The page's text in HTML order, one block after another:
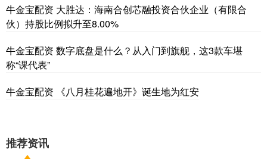
牛金宝配资 大胜达：海南合创芯融投资合伙企业（有限合
伙）持股比例拟升至8.00%
牛金宝配资 数字底盘是什么？从入门到旗舰，这3款车堪
称“课代表”
牛金宝配资 《八月桂花遍地开》诞生地为红安
推荐资讯